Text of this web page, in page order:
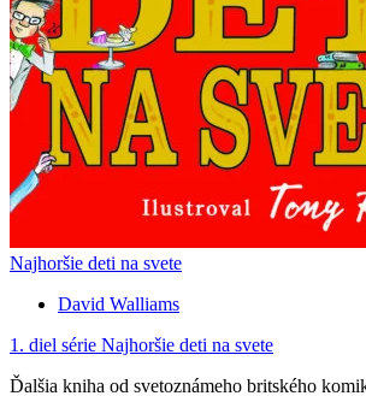
Najhoršie deti na svete
David Walliams
1. diel série Najhoršie deti na svete
Ďalšia kniha od svetoznámeho britského